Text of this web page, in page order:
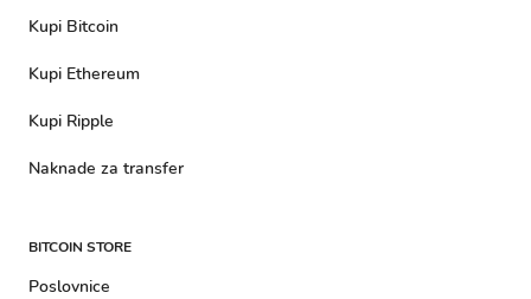
Kupi Bitcoin
Kupi Ethereum
Kupi Ripple
Naknade za transfer
BITCOIN STORE
Poslovnice